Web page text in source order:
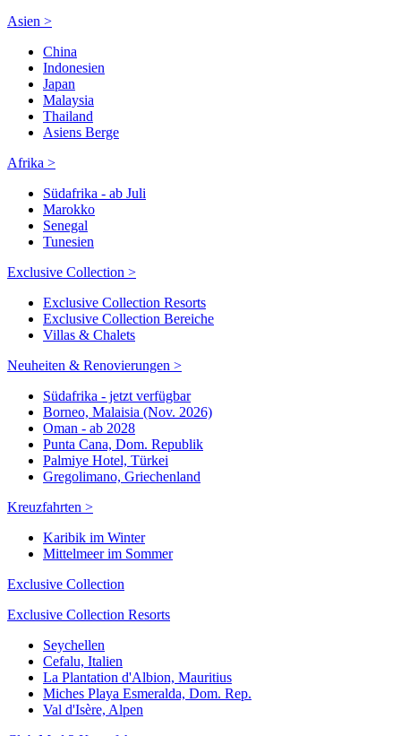
Asien >
China
Indonesien
Japan
Malaysia
Thailand
Asiens Berge
Afrika >
Südafrika - ab Juli
Marokko
Senegal
Tunesien
Exclusive Collection >
Exclusive Collection Resorts
Exclusive Collection Bereiche
Villas & Chalets
Neuheiten & Renovierungen >
Südafrika - jetzt verfügbar
Borneo, Malaisia (Nov. 2026)
Oman - ab 2028
Punta Cana, Dom. Republik
Palmiye Hotel, Türkei
Gregolimano, Griechenland
Kreuzfahrten >
Karibik im Winter
Mittelmeer im Sommer
Exclusive Collection
Exclusive Collection Resorts
Seychellen
Cefalu, Italien
La Plantation d'Albion, Mauritius
Miches Playa Esmeralda, Dom. Rep.
Val d'Isère, Alpen